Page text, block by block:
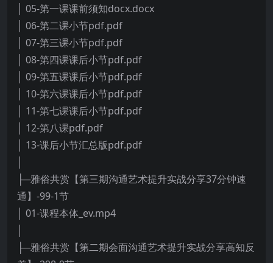
│ 05-第一课课前须知docx.docx
│ 06-第二课小节pdf.pdf
│ 07-第三课小节pdf.pdf
│ 08-第四课课后小节pdf.pdf
│ 09-第五课课后小节pdf.pdf
│ 10-第六课课后小节pdf.pdf
│ 11-第七课课后小节pdf.pdf
│ 12-第八课pdf.pdf
│ 13-课后小节汇总版pdf.pdf
├─雅俗共赏【第三期沟通艺术提升实战分享37分钟速
通】-99-1节
│ 01-课程本体_ev.mp4
├─雅俗共赏【第二期会面沟通艺术提升实战分享高知反